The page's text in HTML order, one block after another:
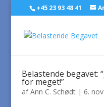
+45 23 93 48 41
Belastende begavet:
for meget!”
afAnn C. Schødt| 6.